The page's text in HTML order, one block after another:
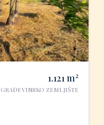
1.121m2
GRAĐEVINSKO ZEMLJIŠTE